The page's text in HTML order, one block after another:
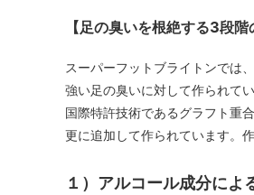
【足の臭いを根絶する3段階
スーパーフットブライトンでは
強い足の臭いに対して作られてい
国際特許技術であるグラフト重
更に追加して作られています。
１）アルコール成分によ